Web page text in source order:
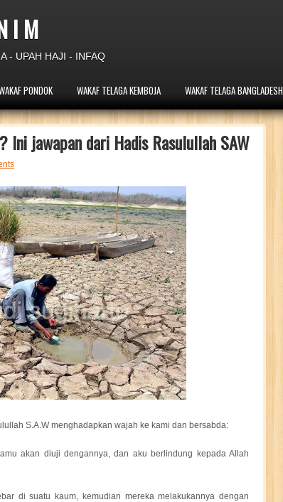
I M
- UPAH HAJI - INFAQ
PONDOK WAKAF TELAGA KEMBOJA WAKAF TELAGA BANGLADESH
Ini jawapan dari Hadis Rasulullah SAW
S.A.W menghadapkan wajah ke kami dan bersabda:
akan diuji dengannya, dan aku berlindung kepada Allah
di suatu kaum, kemudian mereka melakukannya dengan